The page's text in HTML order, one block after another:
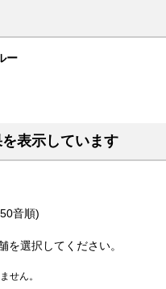
ー
表示しています
音順)
を選択してください。
せん。